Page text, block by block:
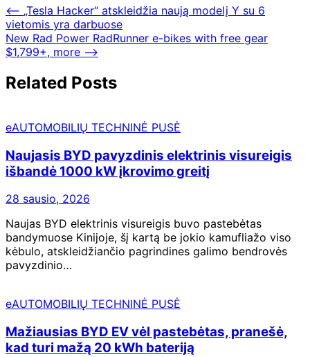
⟵ „Tesla Hacker“ atskleidžia naują modelį Y su 6
vietomis yra darbuose
New Rad Power RadRunner e-bikes with free gear
$1,799+, more ⟶
Related Posts
eAUTOMOBILIŲ TECHNINĖ PUSĖ
Naujasis BYD pavyzdinis elektrinis visureigis
išbandė 1000 kW įkrovimo greitį
28 sausio, 2026
Naujas BYD elektrinis visureigis buvo pastebėtas
bandymuose Kinijoje, šį kartą be jokio kamufliažo viso
kėbulo, atskleidžiančio pagrindines galimo bendrovės
pavyzdinio…
eAUTOMOBILIŲ TECHNINĖ PUSĖ
Mažiausias BYD EV vėl pastebėtas, pranešė,
kad turi mažą 20 kWh bateriją